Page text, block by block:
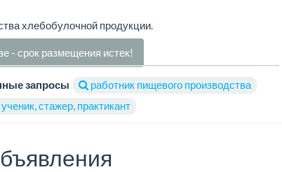
хлебобулочной продукции.
- срок размещения истек!
запросы
работник пищевого производства
ученик, стажер, практикант